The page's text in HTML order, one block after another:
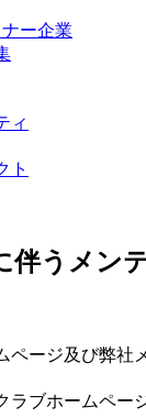
ナー企業
ィ
ト
伴うメン
ページ及び弊
ラブホームペー